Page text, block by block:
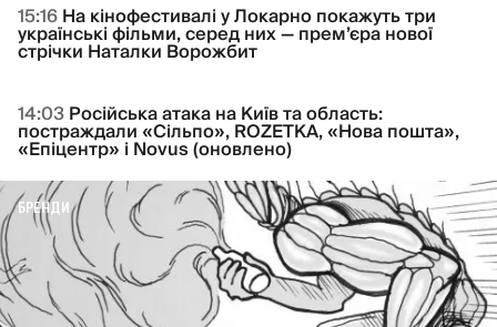
15:16На кінофестивалі у Локарно покажуть три
українські фільми, серед них — прем’єра нової
стрічки Наталки Ворожбит
14:03Російська атака на Київ та область:
постраждали «Сільпо», ROZETKA, «Нова пошта»,
«Епіцентр» і Novus (оновлено)
БРЕНДИ